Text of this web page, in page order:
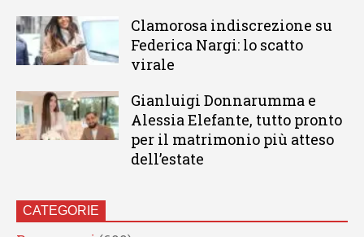
Clamorosa indiscrezione su
Federica Nargi: lo scatto
virale
Gianluigi Donnarumma e
Alessia Elefante, tutto pronto
per il matrimonio più atteso
dell’estate
CATEGORIE